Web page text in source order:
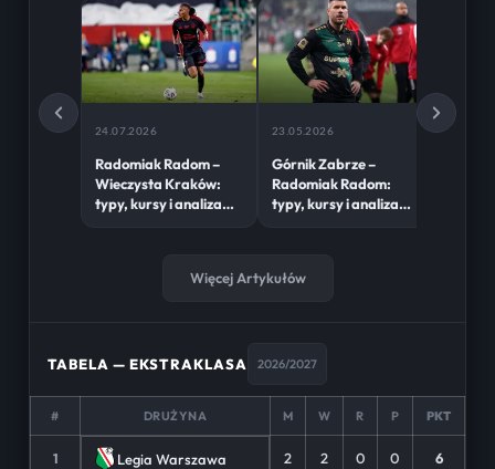
24.07.2026
Radomiak Radom –
Wieczysta Kraków:
typy, kursy i analiza
23.05.2026
Górnik Zabrze –
Radomiak Radom:
typy, kursy i analiza
Więcej Artykułów
TABELA — EKSTRAKLASA 2026/2027
# DRUŻYNA M W R P PKT
1 Legia Warszawa 2 2 0 0 6